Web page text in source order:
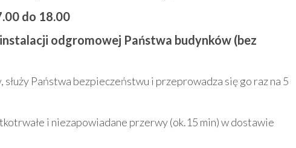
do 18.00
odgromowej Państwa budynków (bez
Państwa bezpieczeństwu i przeprowadza się go raz na 5
i niezapowiadane przerwy (ok.15 min) w dostawie